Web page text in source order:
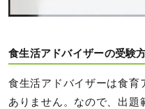
食生活アドバイザーの受験
食生活アドバイザーは食育
ありません。なので、出題